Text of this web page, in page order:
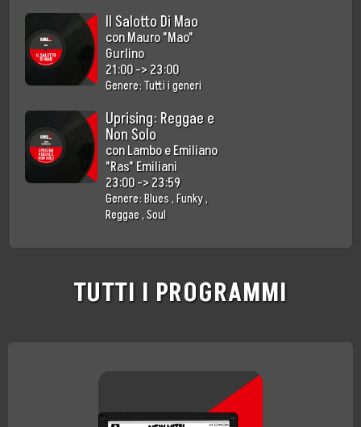
Il Salotto Di Mao
conMauro "Mao"
Gurlino
21:00->23:00
Genere:Tutti i generi
Uprising: Reggae e
Non Solo
conLambo e Emiliano
"Ras" Emiliani
23:00->23:59
Genere:Blues,Funky,
Reggae,Soul
TUTTI I PROGRAMMI